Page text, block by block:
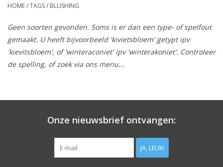
Herfstbloeiers
Schaduwplanten
Bodemverbetering
Overige producten
HOME/TAGS/ BLUSHING
Geen soorten gevonden. Soms is er dan een type- of spelfout
gemaakt. U heeft bijvoorbeeld 'kivietsbloem' getypt ipv
'kievitsbloem', of 'winteraconiet' ipv 'winterakoniet'. Controleer
de spelling, of zoek via ons menu...
Onze nieuwsbrief ontvangen:
JA, LEUK!